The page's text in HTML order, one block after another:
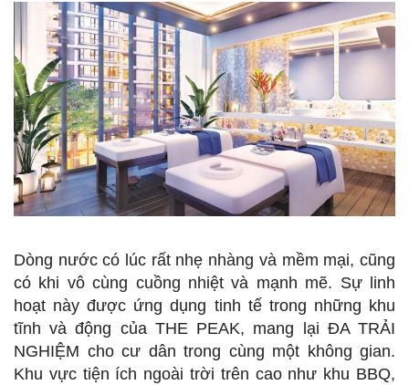
Dòng nước có lúc rất nhẹ nhàng và mềm mại, cũng
có khi vô cùng cuồng nhiệt và mạnh mẽ. Sự linh
hoạt này được ứng dụng tinh tế trong những khu
tĩnh và động của THE PEAK, mang lại ĐA TRẢI
NGHIỆM cho cư dân trong cùng một không gian.
Khu vực tiện ích ngoài trời trên cao như khu BBQ,